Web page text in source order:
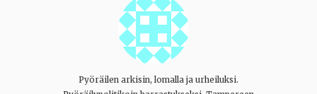
Pyöräilen arkisin, lomalla ja urheiluksi.